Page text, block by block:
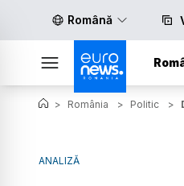
Română
> România > Politic >
ANALIZĂ